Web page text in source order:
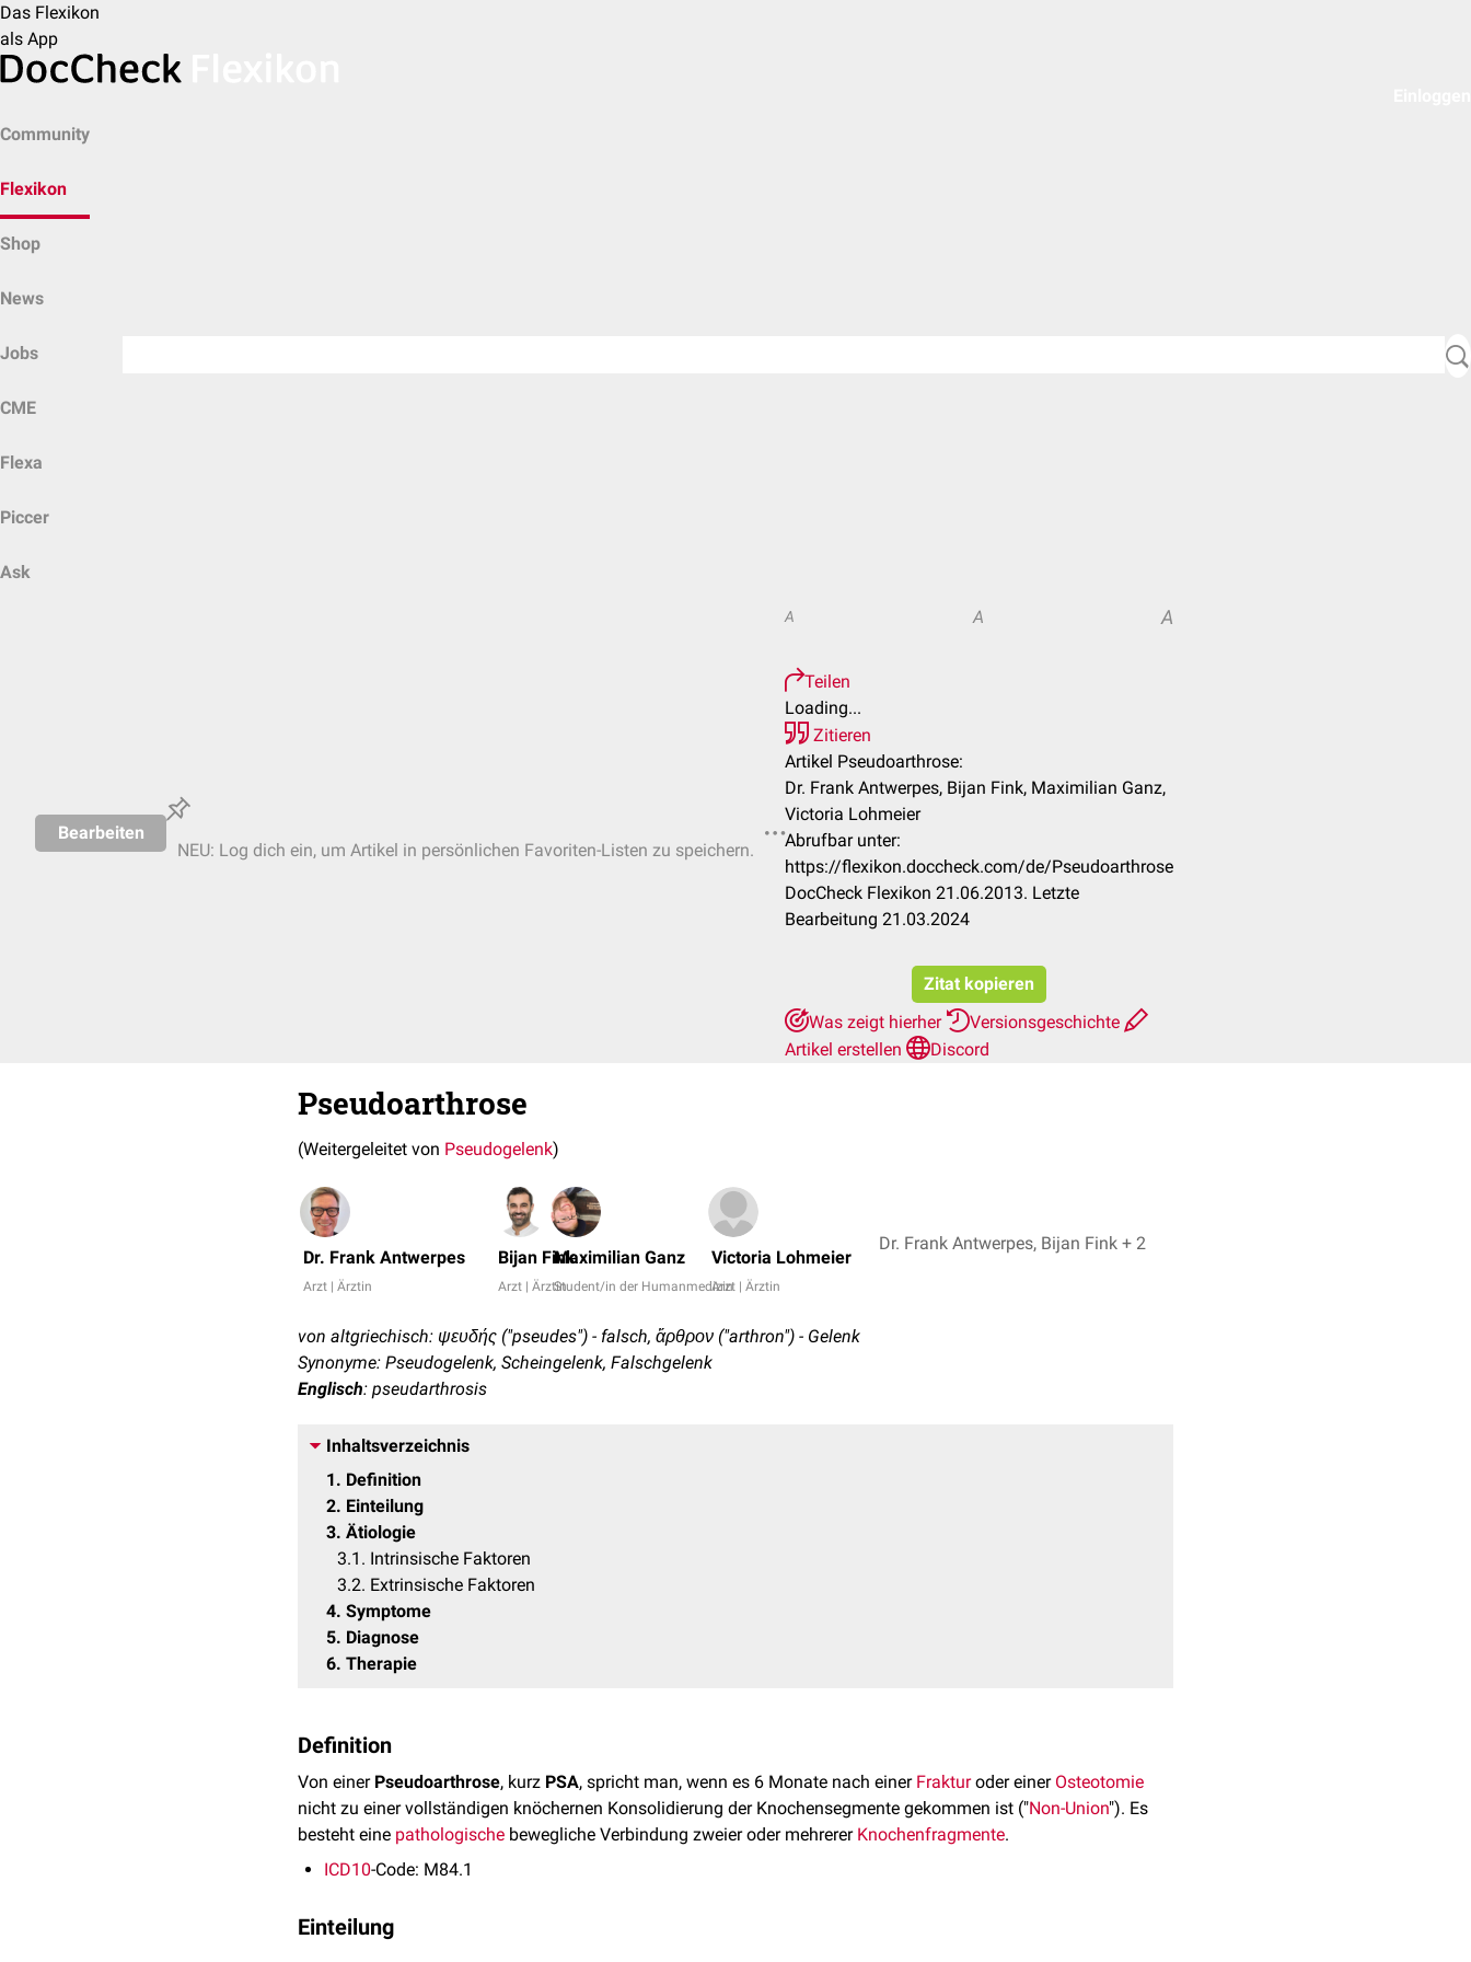
Das Flexikon
als App
Community
Flexikon
Shop
News
Jobs
CME
Flexa
Piccer
Ask
Bearbeiten
NEU: Log dich ein, um Artikel in persönlichen Favoriten-Listen zu speichern.
A A A
Teilen
Loading...
Zitieren
Artikel Pseudoarthrose:
Dr. Frank Antwerpes, Bijan Fink, Maximilian Ganz,
Victoria Lohmeier
Abrufbar unter:
https://flexikon.doccheck.com/de/Pseudoarthrose
DocCheck Flexikon 21.06.2013. Letzte
Bearbeitung 21.03.2024
Zitat kopieren
Was zeigt hierher
Versionsgeschichte
Artikel erstellen
Discord
Pseudoarthrose
(Weitergeleitet von Pseudogelenk)
Dr. Frank Antwerpes
Arzt | Ärztin
Bijan Fink
Arzt | Ärztin
Maximilian Ganz
Student/in der Humanmedizin
Victoria Lohmeier
Arzt | Ärztin
Dr. Frank Antwerpes, Bijan Fink + 2
von altgriechisch: ψευδής ("pseudes") - falsch, ἄρθρον ("arthron") - Gelenk
Synonyme: Pseudogelenk, Scheingelenk, Falschgelenk
Englisch: pseudarthrosis
Inhaltsverzeichnis
1
Definition
2 Einteilung
3 Ätiologie
3.1
Intrinsische Faktoren
3.2 Extrinsische Faktoren
4 Symptome
5 Diagnose
6 Therapie
Definition
Von einer Pseudoarthrose, kurz PSA, spricht man, wenn es 6 Monate nach einer Frakturoder einer Osteotomie
nicht zu einer vollständigen knöchernen Konsolidierung der Knochensegmente gekommen ist ("Non-Union"). Es
besteht eine pathologische bewegliche Verbindung zweier oder mehrerer Knochenfragmente.
ICD10-Code: M84.1
Einteilung